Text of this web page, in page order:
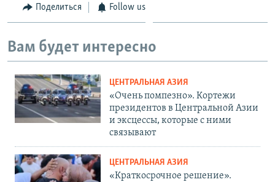
Поделиться Follow us
Вам будет интересно
ЦЕНТРАЛЬНАЯ АЗИЯ
«Очень помпезно». Кортежи
президентов в Центральной Азии
и эксцессы, которые с ними
связывают
ЦЕНТРАЛЬНАЯ АЗИЯ
«Краткосрочное решение».